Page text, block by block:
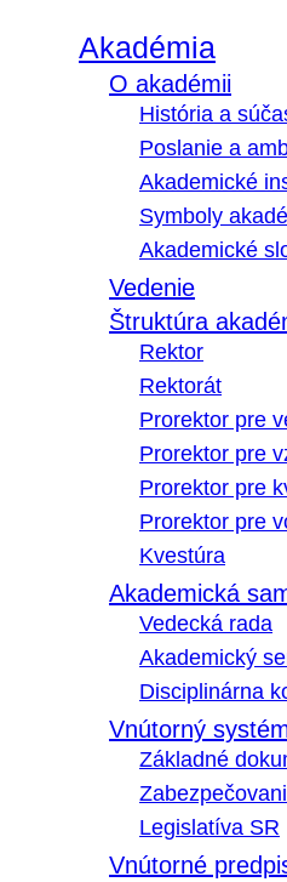
Akadémia
O akadémii
História a
Poslanie a
Akademické
Symboly
Akademické
Vedenie
Štruktúra
Rektor
Rektorát
Prorektor pre
Prorektor pre
Prorektor pre
Prorektor pre
Kvestúra
Akademická
Vedecká rada
Akademický
Disciplinárna
Vnútorný
Základné
Legislatíva SR
Vnútorné